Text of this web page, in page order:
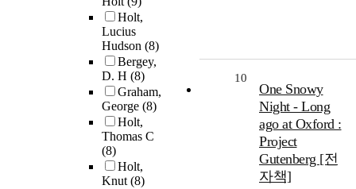
Holt,
Lucius
Hudson (8)
Bergey,
D. H (8)
Graham,
George (8)
Holt,
Thomas C
(8)
Holt,
Knut(8)
10
One Snowy
Night - Long
ago at Oxford :
Project
Gutenberg [전
자책]